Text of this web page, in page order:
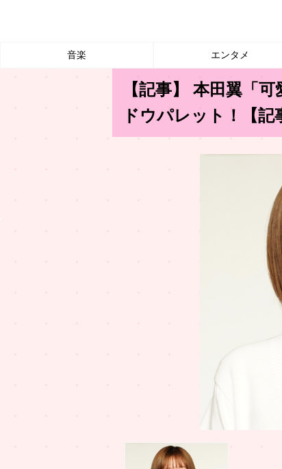
音楽 エンタメ
【記事】 本田翼「
ドウパレット！【記